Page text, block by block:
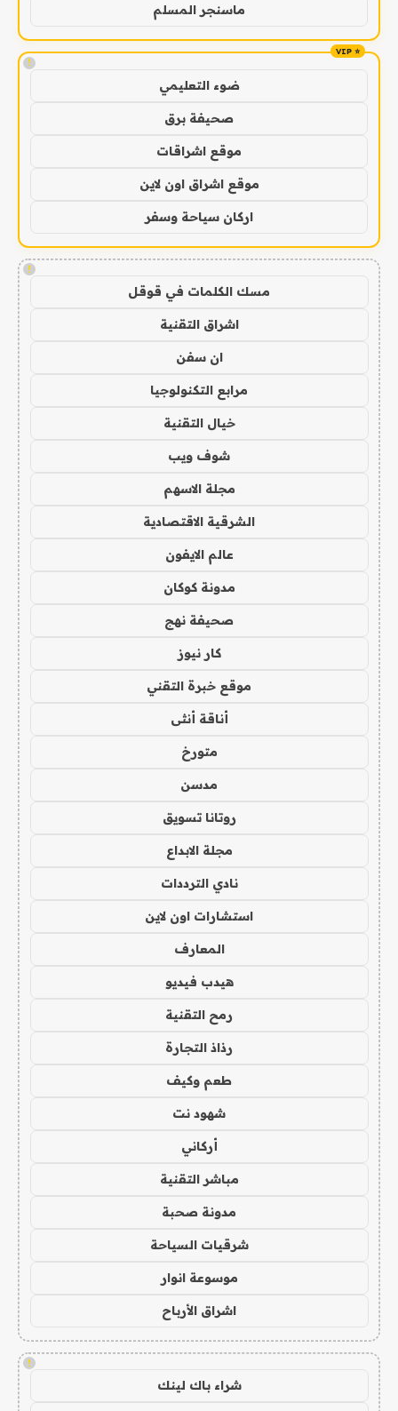
ماسنجر المسلم
!
ضوء التعليمي
صحيفة برق
موقع اشراقات
موقع اشراق اون لاين
اركان سياحة وسفر
!
مسك الكلمات في قوقل
اشراق التقنية
ان سفن
مرابع التكنولوجيا
خيال التقنية
شوف ويب
مجلة الاسهم
الشرقية الاقتصادية
عالم الايفون
مدونة كوكان
صحيفة نهج
كار نيوز
موقع خبرة التقني
أناقة أنثى
متورخ
مدسن
روتانا تسويق
مجلة الابداع
نادي الترددات
استشارات اون لاين
المعارف
هيدب فيديو
رمح التقنية
رذاذ التجارة
طعم وكيف
شهود نت
أركاني
مباشر التقنية
مدونة صحبة
شرقيات السياحة
موسوعة انوار
اشراق الأرباح
!
شراء باك لينك